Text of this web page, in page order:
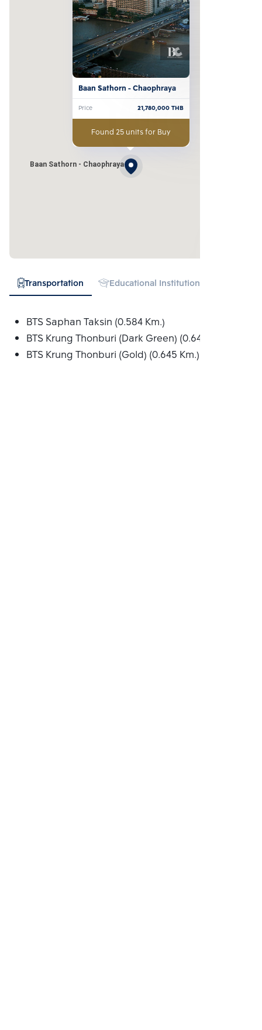
Baan Sathorn - Chaophraya
Baan Sathorn - Chaophraya
Price 21,780,000 THB
Found 25 units for Buy
Transportation Educational Institution
BTS Saphan Taksin (0.584 Km.)
BTS Krung Thonburi (Dark Green) (0.645 Km.)
BTS Krung Thonburi (Gold) (0.645 Km.)